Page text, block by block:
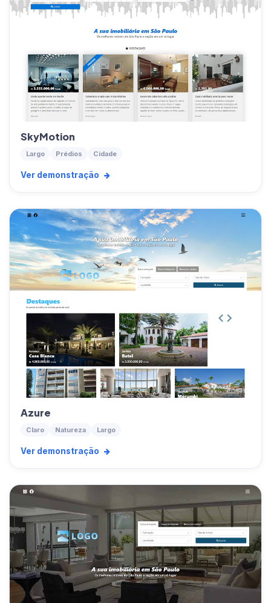
SkyMotion
Largo Prédios Cidade
Ver demonstração
Azure
Claro Natureza Largo
Ver demonstração